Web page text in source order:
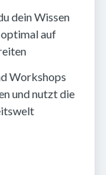
dein Wissen
auf
Workshops
und nutzt die